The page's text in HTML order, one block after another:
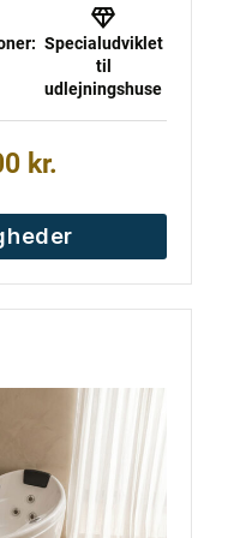
Specialudviklet
til
udlejningshuse
kr.